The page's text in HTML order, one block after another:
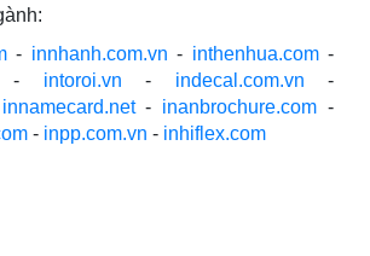
- innhanh.com.vn - inthenhua.com-
- intoroi.vn - indecal.com.vn -
innamecard.net- inanbrochure.com -
- inpp.com.vn - inhiflex.com